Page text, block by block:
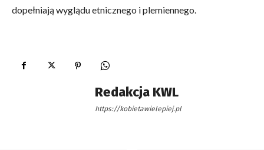
dopełniają wyglądu etnicznego i plemiennego.
Redakcja KWL
https://kobietawielepiej.pl